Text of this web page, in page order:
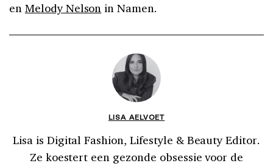
en Melody Nelson in Namen.
LISA AELVOET
Lisa is Digital Fashion, Lifestyle & Beauty Editor.
Ze koestert een gezonde obsessie voor de